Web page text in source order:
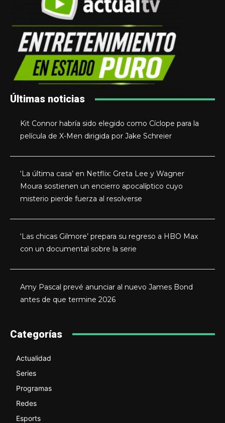
Últimas noticias
Kit Connor habría sido elegido como Cíclope para la
película de X-Men dirigida por Jake Schreier
‘La última casa’ en Netflix: Greta Lee y Wagner
Moura sostienen un encierro apocalíptico cuyo
misterio pierde fuerza al resolverse
‘Las chicas Gilmore’ prepara su regreso a HBO Max
con un documental sobre la serie
Amy Pascal prevé anunciar al nuevo James Bond
antes de que termine 2026
Categorías
Actualidad
Series
Programas
Redes
Esports